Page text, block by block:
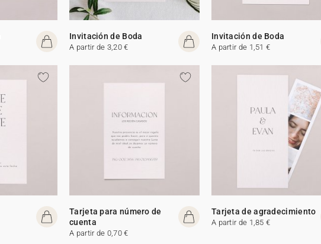
Invitación de Boda
A partir de 3,20 €
Invitación de Boda
A partir de 1,51 €
Tarjeta para número de
cuenta
A partir de 0,70 €
Tarjeta de agradecimiento
A partir de 1,85 €